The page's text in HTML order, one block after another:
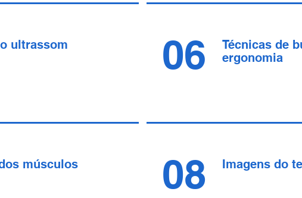
ultrassom
músculos
06
Técnicas de
ergonomia
08 Imagens do